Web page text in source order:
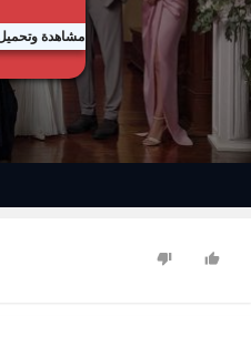
مشاهدة